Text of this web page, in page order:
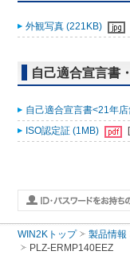
外観写真 (221KB)
自己適合宣言書
自己適合宣言書<21年店
ISO認定証 (1MB)
WIN2Kトップ 製品情報
PLZ-ERMP140EEZ